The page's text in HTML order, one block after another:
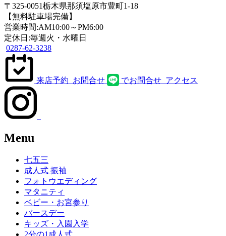
〒325-0051栃木県那須塩原市豊町1-18
【無料駐車場完備】
営業時間:AM10:00～PM6:00
定休日:毎週火・水曜日
0287-62-3238
来店予約 お問合せ でお問合せ アクセス
Menu
七五三
成人式 振袖
フォトウエディング
マタニティ
ベビー・お宮参り
バースデー
キッズ・入園入学
2分の1成人式